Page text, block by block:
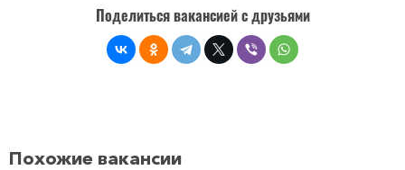
Поделиться вакансией с друзьями
Похожие вакансии